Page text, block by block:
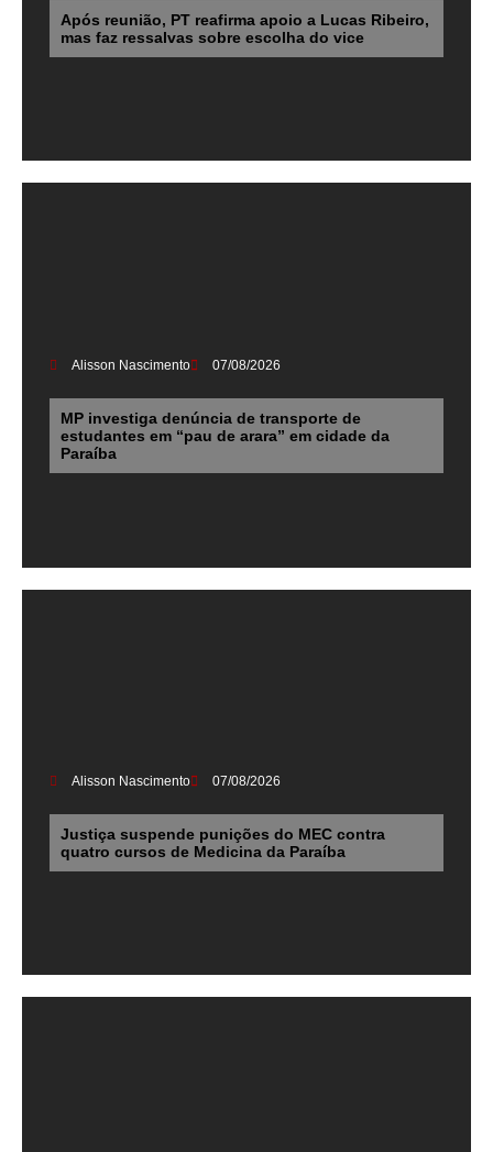
Após reunião, PT reafirma apoio a Lucas Ribeiro,
mas faz ressalvas sobre escolha do vice
Alisson Nascimento 07/08/2026
MP investiga denúncia de transporte de
estudantes em “pau de arara” em cidade da
Paraíba
Alisson Nascimento 07/08/2026
Justiça suspende punições do MEC contra
quatro cursos de Medicina da Paraíba